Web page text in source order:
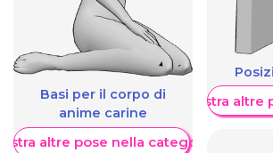
Basi per il corpo di
anime carine
altre pose nella categoria
Mostra